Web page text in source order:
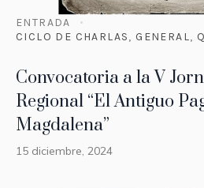
ENTRADA
CICLO DE CHARLAS, GENERAL,
Convocatoria a la V
Regional “El Antiguo
Magdalena”
15 diciembre, 2024